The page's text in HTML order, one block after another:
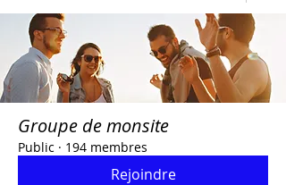
Groupe de monsite
Public · 194 membres
Rejoindre